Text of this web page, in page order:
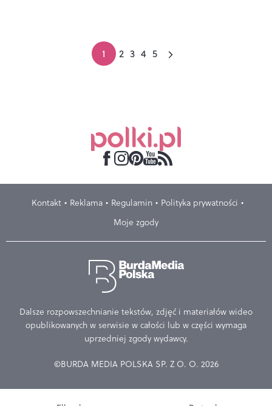
1 2 3 4 5
Kontakt Reklama Regulamin
Polityka prywatności
Moje zgody
Dalsze rozpowszechnianie tekstów, zdjęć i materiałów wideo
opublikowanych w serwisie w całości lub w części wymaga
uprzedniej zgody wydawcy.
©BURDA MEDIA POLSKA SP. Z O. O. 2026